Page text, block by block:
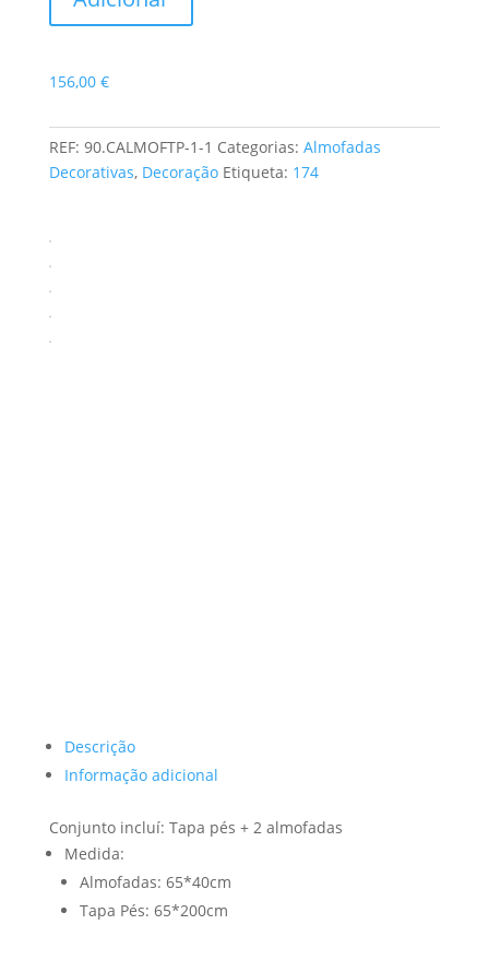
Conj.
+
Pés
Az/A
156,00 €
REF: 90.CALMOFTP-1-1 Categorias: Almofadas
Decorativas, Decoração Etiqueta: 174
Descrição
Informação adicional
Conjunto incluí: Tapa pés + 2 almofadas
Medida:
Almofadas: 65*40cm
Tapa Pés: 65*200cm